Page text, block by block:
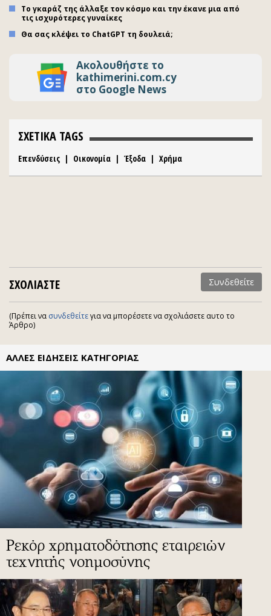
Το γκαράζ της άλλαξε τον κόσμο και την έκανε μια από
τις ισχυρότερες γυναίκες
Θα σας κλέψει το ChatGPT τη δουλειά;
Ακολουθήστε το
kathimerini.com.cy
στο Google News
ΣΧΕΤΙΚΑ TAGS
Επενδύσεις | Οικονομία | Έξοδα | Χρήμα
ΣΧΟΛΙΑΣΤΕ Συνδεθείτε
(Πρέπει να συνδεθείτεγια να μπορέσετε να σχολιάσετε αυτο το
Άρθρο)
ΑΛΛΕΣ ΕΙΔΗΣΕΙΣ ΚΑΤΗΓΟΡΙΑΣ
Ρεκόρ χρηματοδότησης εταιρειών
τεχνητής νοημοσύνης